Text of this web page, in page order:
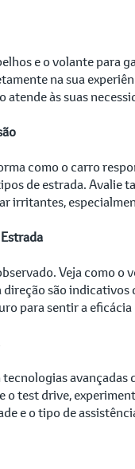
e o volante para
na sua
às suas
como o carro
de estrada. Avalie
irritantes,
Veja como
são
para sentir a eficácia
test drive,
e o tipo de